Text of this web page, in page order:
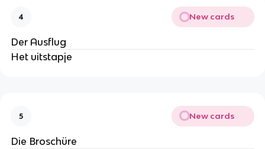
4 New cards
Der Ausflug
Het uitstapje
5 New cards
Die Broschüre